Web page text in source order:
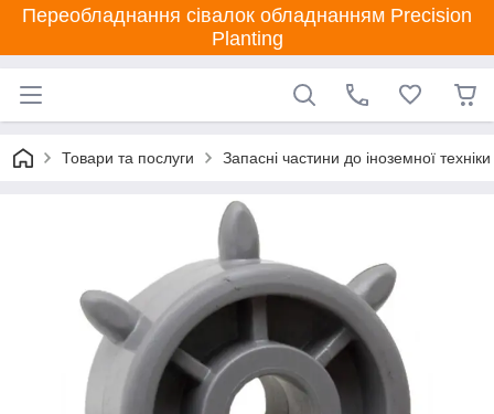
Переобладнання сівалок обладнанням Precision
Planting
Товари та послуги Запасні частини до іноземної техніки